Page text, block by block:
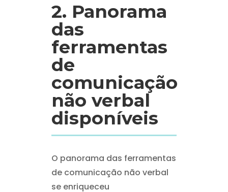
2. Panorama
das
ferramentas
de
comunicação
não verbal
disponíveis
O panorama das ferramentas
de comunicação não verbal
se enriqueceu